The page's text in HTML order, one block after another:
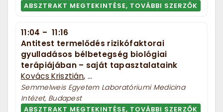
ABSZTRAKT MEGTEKINTÉSE, TOVÁBBI SZERZŐK
11:04 – 11:16
Antitest termelődés rizikófaktorai
gyulladásos bélbetegség biológiai
terápiájában – saját tapasztalataink
Kovács Krisztián, ...
Semmelweis Egyetem Laboratóriumi Medicina
Intézet, Budapest
ABSZTRAKT MEGTEKINTÉSE, TOVÁBBI SZERZŐK